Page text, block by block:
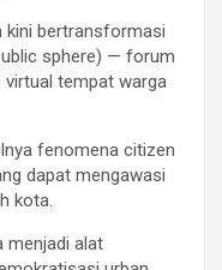
kini bertransformasi
sphere) — forum
virtual tempat warga
fenomena citizen
dapat mengawasi
kota.
menjadi alat